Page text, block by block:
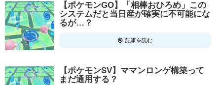
【ポケモンGO】「相棒おひろめ」この
システムだと当日産が確実に不可能にな
るが…？
記事を読む
【ポケモンSV】ママンロンゲ構築って
まだ通用する？